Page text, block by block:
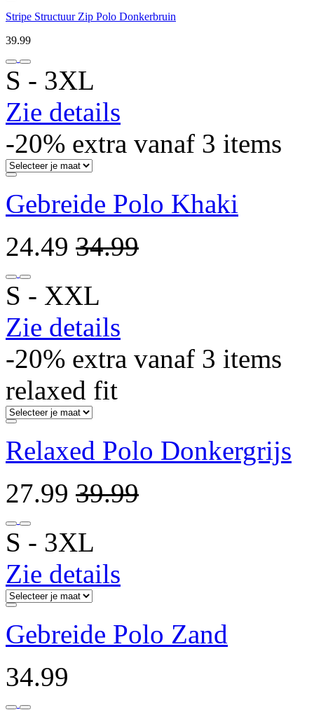
Stripe Structuur Zip Polo Donkerbruin
39.99
S ‐ 3XL
Zie details
-20% extra vanaf 3 items
Gebreide Polo Khaki
24.49 34.99
S ‐ XXL
Zie details
-20% extra vanaf 3 items
relaxed fit
Relaxed Polo Donkergrijs
27.99 39.99
S ‐ 3XL
Zie details
Gebreide Polo Zand
34.99